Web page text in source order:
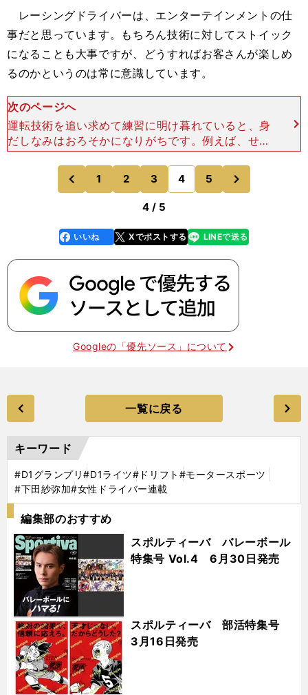
レーシングドライバーは、エンターテインメントの仕
事だと思っています。もちろん技術に対してストイック
になることも大事ですが、どうすればお客さんが楽しめ
るのかというのは常に意識しています。
次のページへ
運転技術を追い求めて練習に明け暮れていると、身
だしなみはおろそかになりがちです。例えば、せっ
かくネイルをきれいにしても、走ったり、タイヤ交
換をしたりして爪が折れてしまいます。ヘルメット
をかぶったら化粧
前
のページへ
1 2 3 4 5
のページへ
4 / 5
faceboo
k
いいね Xでポストする
line LINEで送る
Googleの「優先ソース」について
一覧に戻る
キーワード
#D1グランプリ#D1ライツ#ドリフト #モータースポーツ
#下田紗弥加#女性ドライバー連載
編集部のおすすめ
スポルティーバ バレーボール
特集号 Vol.4 6月30日発売
スポルティーバ 部活特集号
3月16日発売